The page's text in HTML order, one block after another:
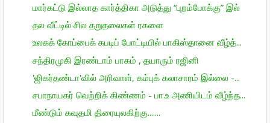
மார்கட்டு இல்லாத கார்த்திகா அடுத்து “புறம்போக்கு” இல்
தல வீட்டில் சில தறுதலைகள் ரகளை
உலகக் கோப்பைக் கபடிப் போட்டியில் பாகிஸ்தானை வீழ்த்...
சந்திரமுகி இரண்டாம் பாகம் , தயாரும் ரஜினி
'ஜிகர்தண்டா'வில் அரிவாள், கம்புக் கலாசாரம் இல்லை -...
சபாநாயகர் வெற்றிக் கிண்ணம் - பா.உ அணியிடம் வீழ்ந்த...
மீண்டும் கவுதமி திரையுலகிற்கு.......